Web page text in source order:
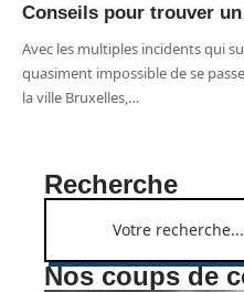
Conseils pour trouver
Avec les multiples incidents qui
quasiment impossible de se
la ville Bruxelles,…
Recherche
Nos coups de